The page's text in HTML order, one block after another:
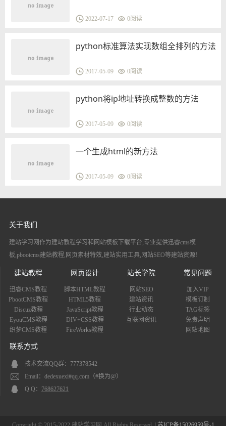
2022-07-17 0阅读
python标准算法实现数组全排列的方法
2017-05-09 0阅读
python将ip地址转换成整数的方法
2017-05-09 0阅读
一个生成html的新方法
2017-05-09 0阅读
关于我们
建站学习网作为建站教程学习和网站模板下载平台,专业提供迅睿cms模
板,pbootcms建站教程,网页素材特效,建站实用工具,网站SEO等建站资源！
建站教程
迅睿CMS教程
PbootCMS教程
Discuz教程
EyouCMS教程
织梦CMS教程
网页设计
脚本HTML教程
HTML5教程
JavaScript教程
DIV+CSS教程
FireWorks教程
站长学院
网站SEO
建站资讯
行业动态
互联网资讯
常见问题
加入VIP
模板订制
TAG标签
免责声明
网站地图
联系方式
技术交流QQ群：777378542
Email：dedexuexi#qq.com（#换为@）
Q Q： 768627621